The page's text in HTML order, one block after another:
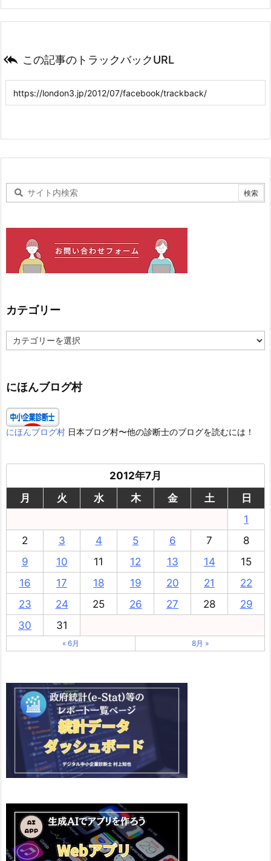
 この記事のトラックバックURL
カテゴリー
テ
ー
にほんブログ村
にほんブログ村 日本ブログ村〜他の診断士のブログを読むには！
2012年7月
月
火 水 木 金 土
日
1
2
3 4 5 6 7
8
9
10 11 12 13 14
15
16
17 18 19 20 21
22
23
24 25 26 27 28
29
30
31
« 6月 8月 »